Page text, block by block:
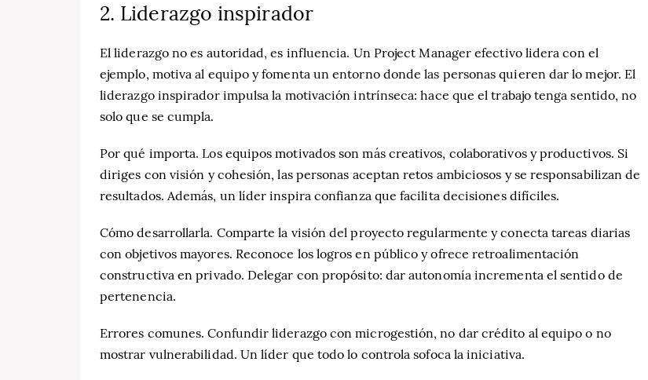
2. Liderazgo inspirador
El liderazgo no es autoridad, es influencia. Un Project Manager efectivo lidera con el
ejemplo, motiva al equipo y fomenta un entorno donde las personas quieren dar lo mejor. El
liderazgo inspirador impulsa la motivación intrínseca: hace que el trabajo tenga sentido, no
solo que se cumpla.
Por qué importa. Los equipos motivados son más creativos, colaborativos y productivos. Si
diriges con visión y cohesión, las personas aceptan retos ambiciosos y se responsabilizan de
resultados. Además, un líder inspira confianza que facilita decisiones difíciles.
Cómo desarrollarla. Comparte la visión del proyecto regularmente y conecta tareas diarias
con objetivos mayores. Reconoce los logros en público y ofrece retroalimentación
constructiva en privado. Delegar con propósito: dar autonomía incrementa el sentido de
pertenencia.
Errores comunes. Confundir liderazgo con microgestión, no dar crédito al equipo o no
mostrar vulnerabilidad. Un líder que todo lo controla sofoca la iniciativa.